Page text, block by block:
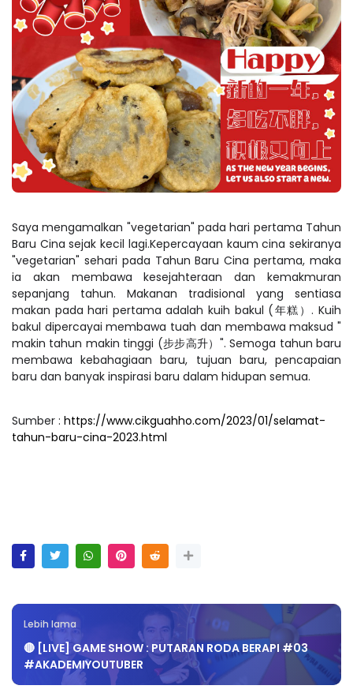
Saya mengamalkan "vegetarian" pada hari pertama Tahun
Baru Cina sejak kecil lagi.Kepercayaan kaum cina sekiranya
"vegetarian" sehari pada Tahun Baru Cina pertama, maka
ia akan membawa kesejahteraan dan kemakmuran
sepanjang tahun. Makanan tradisional yang sentiasa
makan pada hari pertama adalah kuih bakul (年糕）. Kuih
bakul dipercayai membawa tuah dan membawa maksud "
makin tahun makin tinggi (步步高升）". Semoga tahun baru
membawa kebahagiaan baru, tujuan baru, pencapaian
baru dan banyak inspirasi baru dalam hidupan semua.
Sumber : https://www.cikguahho.com/2023/01/selamat-
tahun-baru-cina-2023.html
Lebih lama
🔴 [LIVE] GAME SHOW : PUTARAN RODA BERAPI #03
#AKADEMIYOUTUBER